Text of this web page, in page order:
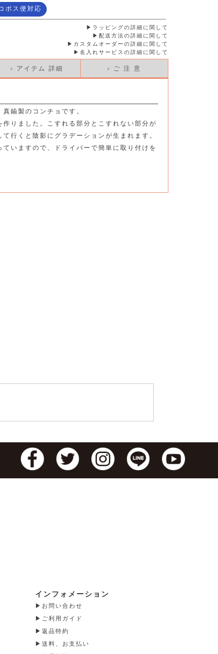
ポス便対応
ラッピングの詳細に関して
配送方法の詳細に関して
カスタムオーダーの詳細に関して
名入れサービスの詳細に関して
» アイテム 詳細 » ご 注 意
鍮製のコンチョです。
作りました。こすれる部分とこすれない部分が
行くと陰影にグラデーションが生まれます。
いますので、ドライバーで簡単に取り付けを
インフォメーション
お問い合わせ
ご利用ガイド
返品特約
送料、お支払い